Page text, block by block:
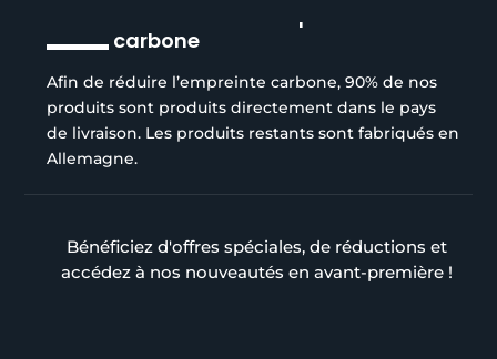
Réduction de l’empreinte
carbone
Afin de réduire l’empreinte carbone, 90% de nos
produits sont produits directement dans le pays
de livraison. Les produits restants sont fabriqués en
Allemagne.
Bénéficiez d'offres spéciales, de réductions et
accédez à nos nouveautés en avant-première !